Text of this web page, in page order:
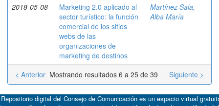
2018-05-08
Marketing 2.0 aplicado al
sector turístico: la función
comercial de los sitios
webs de las
organizaciones de
marketing de destinos
Martínez Sala,
Alba María
Mostrando resultados 6 a 25 de 39
< Anterior Siguiente >
digital del Consejo de Comunicación es un espacio virtual